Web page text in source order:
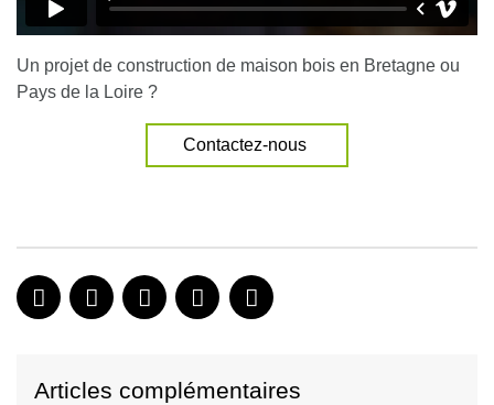
Un projet de construction de maison bois en Bretagne ou
Pays de la Loire ?
Contactez-nous
Articles complémentaires